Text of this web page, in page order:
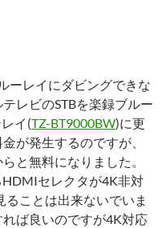
ーレイにダビングできな
レビのSTBを楽録ブルー
イ(TZ-BT9000BW)に更
が発生するのですが、
と無料になりました。
セレクタが4K非対
ことは出来ないでいま
ば良いのですが4K対応